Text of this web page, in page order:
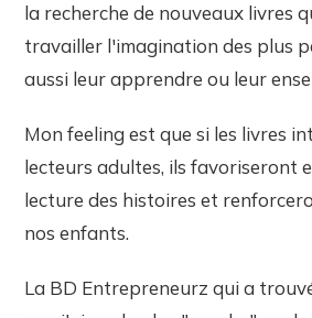
la recherche de nouveaux livres
travailler l'imagination des plus
aussi leur apprendre ou leur
Mon feeling est que si les livres
lecteurs adultes, ils favoriseront
lecture des histoires et
nos enfants.
La BD Entrepreneurz qui a